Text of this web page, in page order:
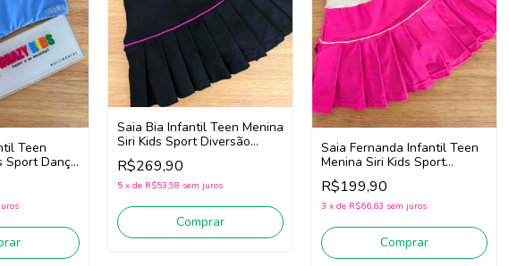
Teen
Sport Dança
Saia Bia Infantil Teen Menina
Siri Kids Sport Diversão
44749 (Preto)
R$269,90
5 x de R$53,98 sem juros
Comprar
Saia Fernanda Infantil Teen
Menina Siri Kids Sport
Badminton 44786 (Rosa)
R$199,90
3 x de R$66,63 sem juros
Comprar